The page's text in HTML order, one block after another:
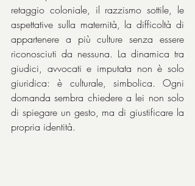
retaggio coloniale, il razzismo sottile, le
aspettative sulla maternità, la difficoltà di
appartenere a più culture senza essere
riconosciuti da nessuna. La dinamica tra
giudici, avvocati e imputata non è solo
giuridica: è culturale, simbolica. Ogni
domanda sembra chiedere a lei non solo
di spiegare un gesto, ma di giustificare la
propria identità.